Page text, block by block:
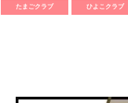
たまごクラブ ひよこクラブ